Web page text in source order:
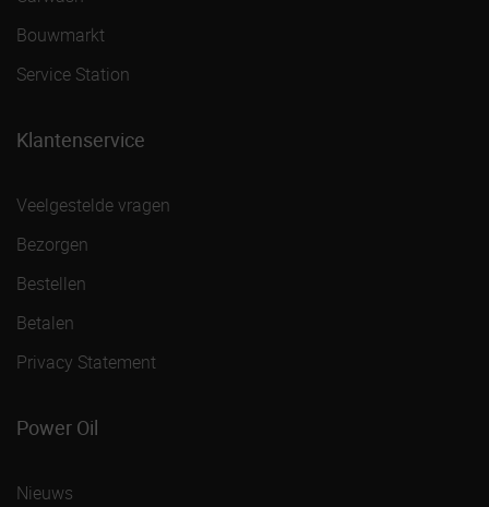
Bouwmarkt
Service Station
Klantenservice
Veelgestelde vragen
Bezorgen
Bestellen
Betalen
Privacy Statement
Power Oil
Nieuws